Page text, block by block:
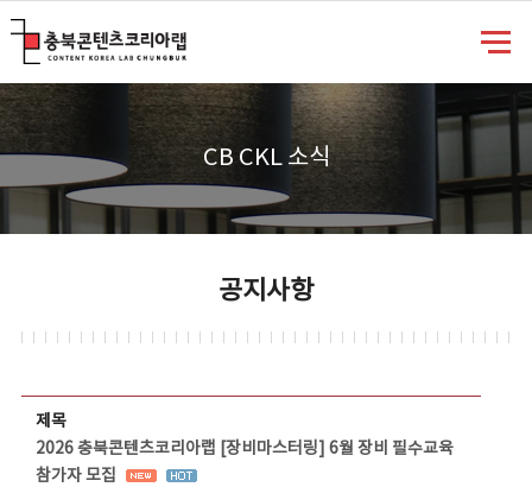
CB CKL 소식
공지사항
제목
2026 충북콘텐츠코리아랩 [장비마스터링] 6월 장비 필수교육
참가자 모집